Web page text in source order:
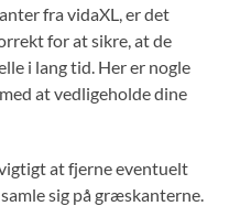
fra vidaXL, er det
for at sikre, at de
i lang tid. Her er nogle
at vedligeholde dine
at fjerne eventuelt
sig på græskanterne.